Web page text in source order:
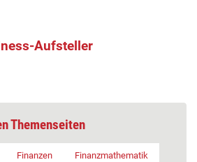
Aufsteller
Themenseiten
Finanzen Finanzmathematik